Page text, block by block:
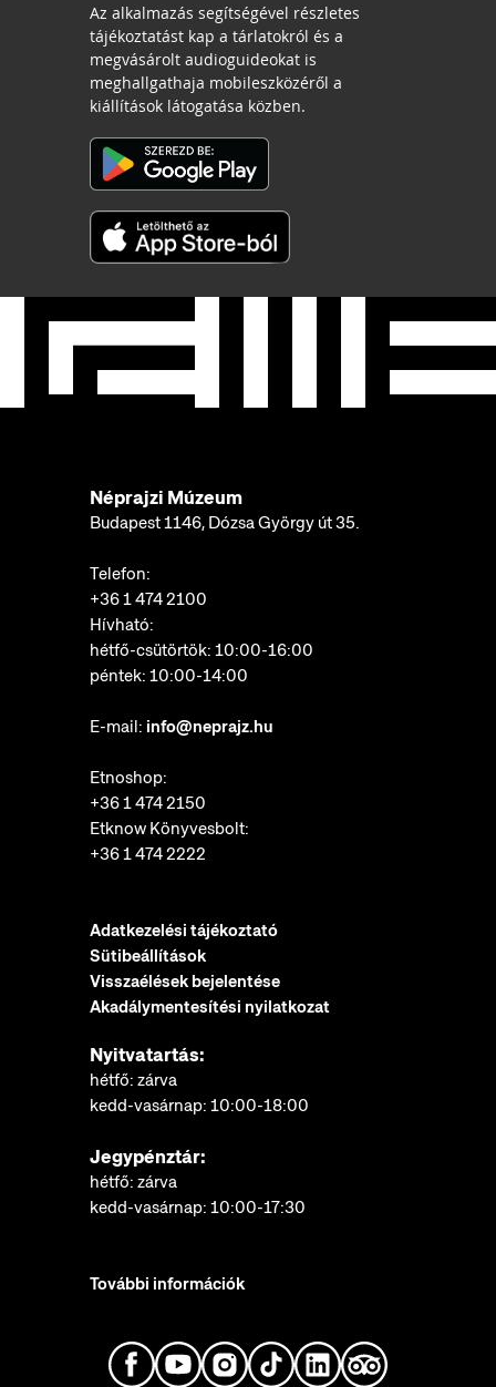
Az alkalmazás segítségével részletes
tájékoztatást kap a tárlatokról és a
megvásárolt audioguideokat is
meghallgathaja mobileszközéről a
kiállítások látogatása közben.
Néprajzi Múzeum
Budapest 1146, Dózsa György út 35.
Telefon:
+36 1 474 2100
Hívható:
hétfő-csütörtök: 10:00-16:00
péntek: 10:00-14:00
E-mail: info@neprajz.hu
Etnoshop:
+36 1 474 2150
Etknow Könyvesbolt:
+36 1 474 2222
Adatkezelési tájékoztató
Sütibeállítások
Visszaélések bejelentése
Akadálymentesítési nyilatkozat
Nyitvatartás:
hétfő: zárva
kedd-vasárnap: 10:00-18:00
Jegypénztár:
hétfő: zárva
kedd-vasárnap: 10:00-17:30
További információk